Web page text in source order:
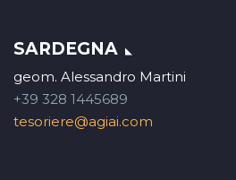
SARDEGNA
geom. Alessandro Martini
+39 328 1445689
tesoriere@agiai.com